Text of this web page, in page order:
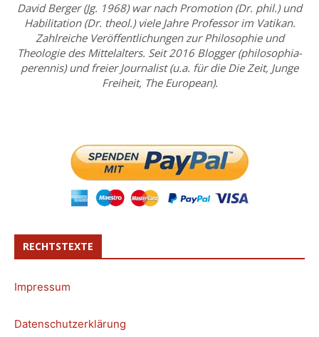
David Berger (Jg. 1968) war nach Promotion (Dr. phil.) und
Habilitation (Dr. theol.) viele Jahre Professor im Vatikan.
Zahlreiche Veröffentlichungen zur Philosophie und
Theologie des Mittelalters. Seit 2016 Blogger (philosophia-
perennis) und freier Journalist (u.a. für die Die Zeit, Junge
Freiheit, The European).
RECHTSTEXTE
Impressum
Datenschutzerklärung